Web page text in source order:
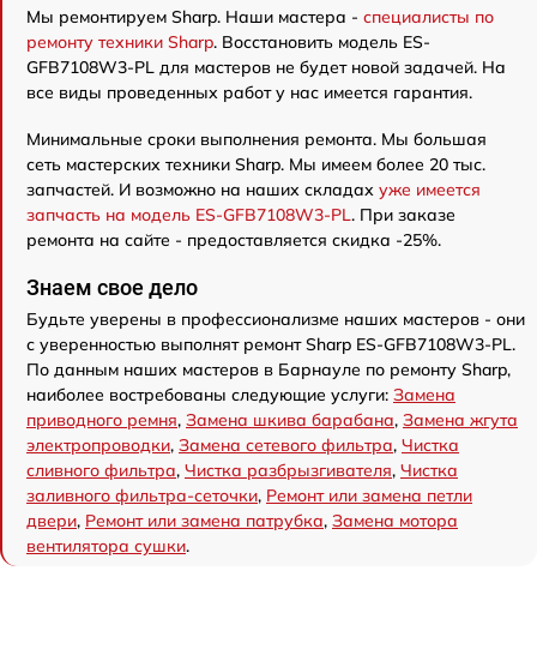
Мы ремонтируем Sharp. Наши мастера - специалисты по
ремонту техники Sharp. Восстановить модель ES-
GFB7108W3-PL для мастеров не будет новой задачей. На
все виды проведенных работ у нас имеется гарантия.
Минимальные сроки выполнения ремонта. Мы большая
сеть мастерских техники Sharp. Мы имеем более 20 тыс.
запчастей. И возможно на наших складах уже имеется
запчасть на модель ES-GFB7108W3-PL. При заказе
ремонта на сайте - предоставляется скидка -25%.
Знаем свое дело
Будьте уверены в профессионализме наших мастеров - они
с уверенностью выполнят ремонт Sharp ES-GFB7108W3-PL.
По данным наших мастеров в Барнауле по ремонту Sharp,
наиболее востребованы следующие услуги: Замена
приводного ремня, Замена шкива барабана, Замена жгута
электропроводки, Замена сетевого фильтра, Чистка
сливного фильтра, Чистка разбрызгивателя, Чистка
заливного фильтра-сеточки, Ремонт или замена петли
двери, Ремонт или замена патрубка, Замена мотора
вентилятора сушки.